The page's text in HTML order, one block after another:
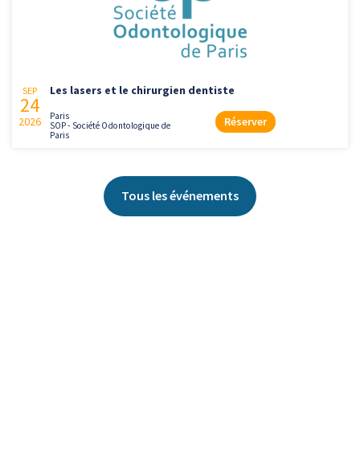
SEP
24
2026
Les lasers et le chirurgien dentiste
Paris
SOP - Société Odontologique de
Paris
Réserver
Tous les événements